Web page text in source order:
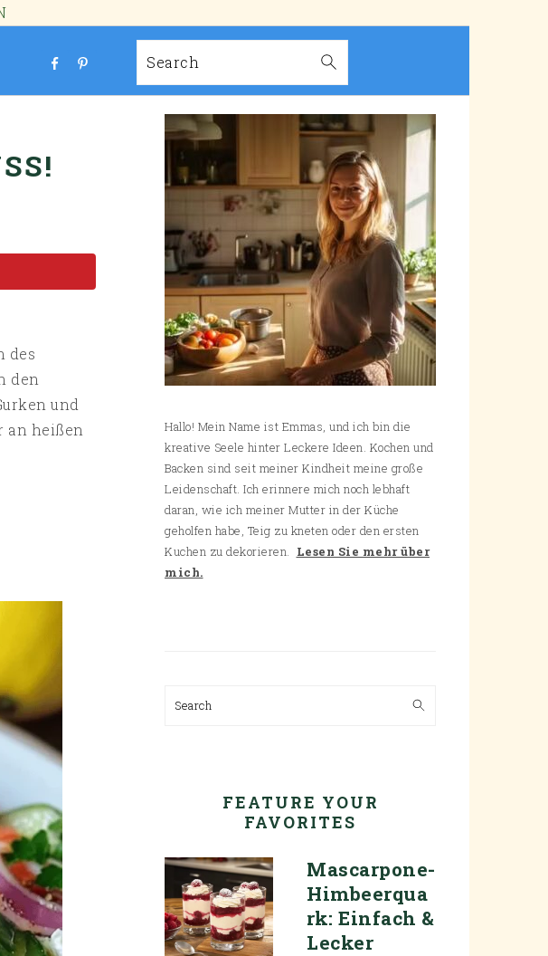
Search
des
den
und
an heißen
PRIMARY
SIDEBAR
Hallo! Mein Name ist Emmas, und ich bin die
kreative Seele hinter Leckere Ideen. Kochen und
Backen sind seit meiner Kindheit meine große
Leidenschaft. Ich erinnere mich noch lebhaft
daran, wie ich meiner Mutter in der Küche
geholfen habe, Teig zu kneten oder den ersten
Kuchen zu dekorieren. Lesen Sie mehr über
mich.
Search
FEATURE YOUR
FAVORITES
Mascarpone-
Himbeerqua
rk: Einfach &
Lecker